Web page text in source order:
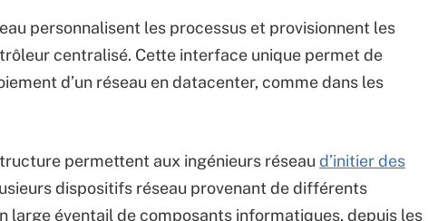
personnalisent les processus et provisionnent les
centralisé. Cette interface unique permet de
d’un réseau en datacenter, comme dans les
permettent aux ingénieurs réseau d’initier des
dispositifs réseau provenant de différents
large éventail de composants informatiques, depuis les